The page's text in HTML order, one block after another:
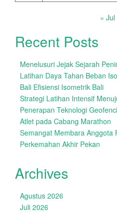
« Jul
Recent Posts
Menelusuri Jejak Sejarah
Latihan Daya Tahan Beban
Bali Efisiensi Isometrik Bali
Strategi Latihan Intensif
Penerapan Teknologi
Atlet pada Cabang Marathon
Semangat Membara Anggota
Perkemahan Akhir Pekan
Archives
Agustus 2026
Juli 2026